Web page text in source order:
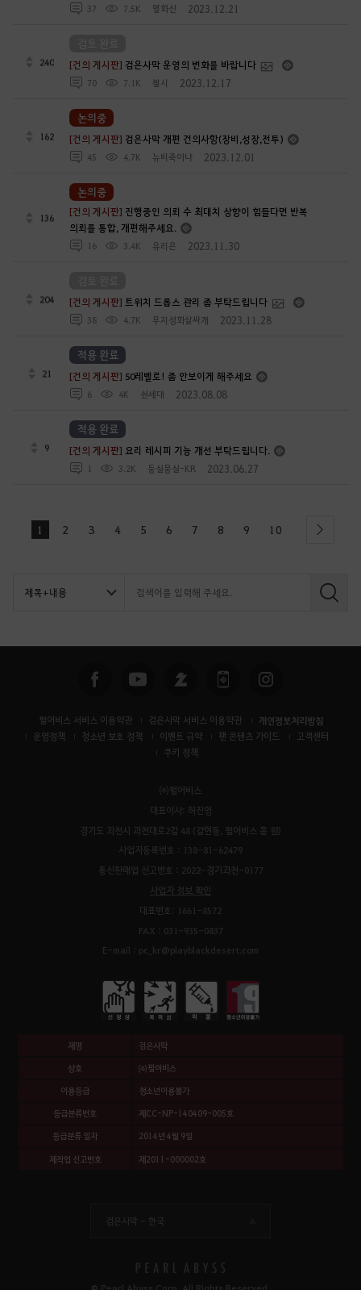
37 7.5K 멸화신 2023.12.21
240 [건의 게시판] 검은사막 운영의 변화를 바랍니다
70 7.1K 첼시 2023.12.17
162 [건의 게시판] 검은사막 개편 건의사항(장비,성장,전투)
45 4.7K 뉴비죽이냐 2023.12.01
논의중
136
[건의 게시판] 진행중인 의뢰 수 최대치 상향이 힘들다면 반복
의뢰를 통합, 개편해주세요.
16 3.4K 유리은 2023.11.30
논의중
204 [건의 게시판] 트위치 드롭스 관리 좀 부탁드립니다
38 4.7K 무지성화살싸개 2023.11.28
21 [건의 게시판] 50레벨로! 좀 안보이게 해주세요
6 4K 쉰세대 2023.08.08
적용 완료
9 [건의 게시판] 요리 레시피 기능 개선 부탁드립니다.
1 3.2K 둥실뭉실-KR 2023.06.27
적용 완료
1 2 3 4 5 6 7 8 9 10 next
검
펄어비스 서비스 이용약관 검은사막 서비스 이용약관 개인정보처리방침
운영정책 청소년 보호 정책 이벤트 규약 팬 콘텐츠 가이드
고객센터
쿠키 정책
㈜펄어비스
대표이사: 허진영
경기도 과천시 과천대로2길 48 (갈현동, 펄어비스 홈 원)
사업자등록번호 : 138-81-62479
통신판매업 신고번호 : 2022-경기과천-0177
사업자 정보 확인
대표번호: 1661-8572
FAX : 031-935-0837
E-mail : pc_kr@playblackdesert.com
제명 검은사막
상호 ㈜펄어비스
이용등급 청소년이용불가
등급분류번호 제CC-NP-140409-005호
등급분류 일자 2014년 4월 9일
제작업 신고번호 제2011-000002호
검은사막 - 한국
© Pearl Abyss Corp. All Rights Reserved.